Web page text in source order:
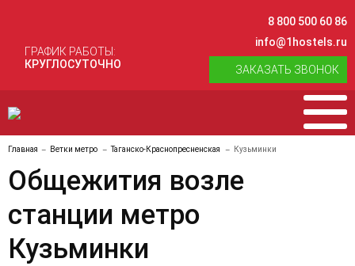
ГРАФИК РАБОТЫ:
КРУГЛОСУТОЧНО
8 800 500 60 86
info@1hostels.ru
ЗАКАЗАТЬ ЗВОНОК
Главная Ветки метро Таганско-Краснопресненская Кузьминки
Общежития возле
станции метро
Кузьминки